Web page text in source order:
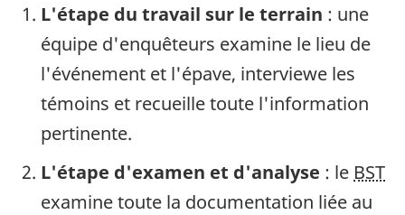
L'étape du travail sur le terrain : une
équipe d'enquêteurs examine le lieu de
l'événement et l'épave, interviewe les
témoins et recueille toute l'information
pertinente.
L'étape d'examen et d'analyse : le BST
examine toute la documentation liée au